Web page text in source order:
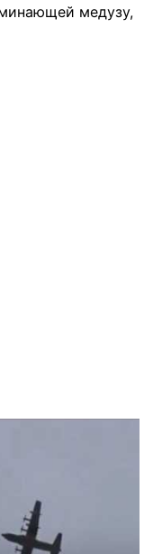
медузу,